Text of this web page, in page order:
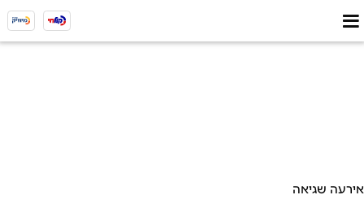
אירעה שגיאה